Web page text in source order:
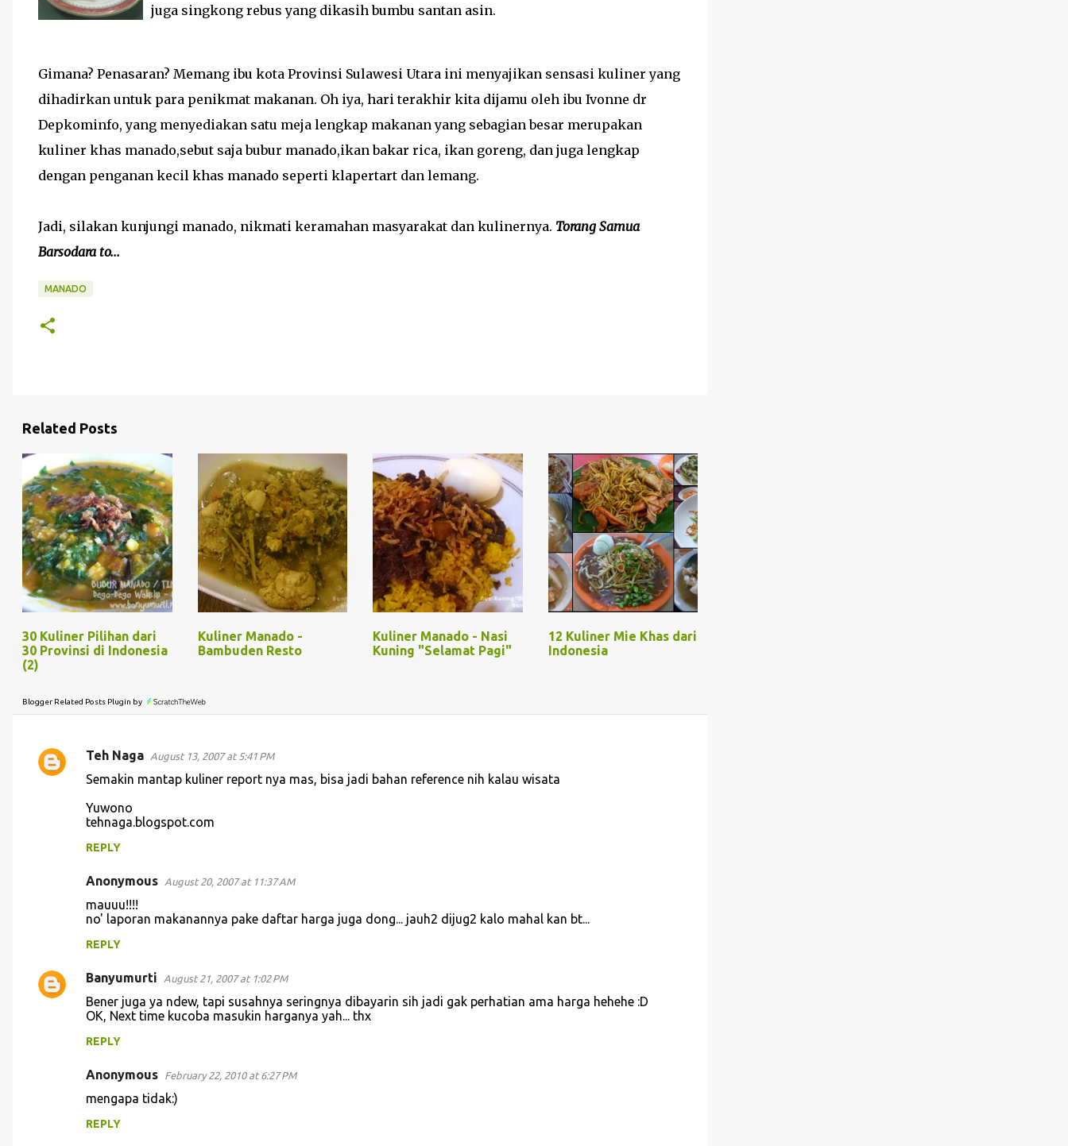
juga singkong rebus yang dikasih bumbu santan asin.
Gimana? Penasaran? Memang ibu kota Provinsi Sulawesi Utara ini menyajikan sensasi kuliner yang
dihadirkan untuk para penikmat makanan. Oh iya, hari terakhir kita dijamu oleh ibu Ivonne dr
Depkominfo, yang menyediakan satu meja lengkap makanan yang sebagian besar merupakan
kuliner khas manado,sebut saja bubur manado,ikan bakar rica, ikan goreng, dan juga lengkap
dengan penganan kecil khas manado seperti klapertart dan lemang.
Jadi, silakan kunjungi manado, nikmati keramahan masyarakat dan kulinernya. Torang Samua
Barsodara to...
MANADO
Related Posts
30 Kuliner Pilihan dari
30 Provinsi di Indonesia
(2)
Kuliner Manado -
Bambuden Resto
Kuliner Manado - Nasi
Kuning "Selamat Pagi"
12 Kuliner Mie Khas dari
Indonesia
Blogger Related Posts Plugin by
C
Teh Naga August 13, 2007 at 5:41 PM
Semakin mantap kuliner report nya mas, bisa jadi bahan reference nih kalau wisata
Yuwono
tehnaga.blogspot.com
REPLY
Anonymous August 20, 2007 at 11:37 AM
mauuu!!!!
no' laporan makanannya pake daftar harga juga dong... jauh2 dijug2 kalo mahal kan bt...
REPLY
Banyumurti August 21, 2007 at 1:02 PM
Bener juga ya ndew, tapi susahnya seringnya dibayarin sih jadi gak perhatian ama harga hehehe :D
OK, Next time kucoba masukin harganya yah... thx
REPLY
Anonymous February 22, 2010 at 6:27 PM
mengapa tidak:)
REPLY